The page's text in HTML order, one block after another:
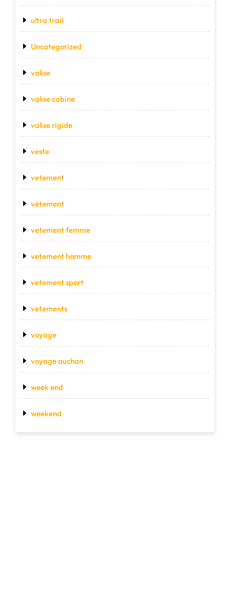
ultra trail
Uncategorized
valise
valise cabine
valise rigide
veste
vetement
vétement
vetement femme
vetement homme
vetement sport
vetements
voyage
voyage auchan
week end
weekend